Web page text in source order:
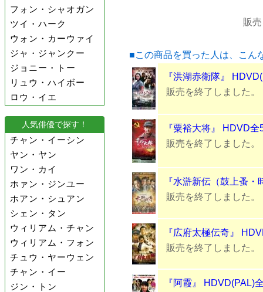
フォン・シャオガン
ツイ・ハーク
ウォン・カーウァイ
ジャ・ジャンクー
ジョニー・トー
リュウ・ハイボー
ロウ・イエ
人気俳優で探す！
チャン・イーシン
ヤン・ヤン
ワン・カイ
ホァン・ジンユー
ホアン・シュアン
シェン・タン
ウィリアム・チャン
ウィリアム・フォン
チュウ・ヤーウェン
チャン・イー
ジン・トン
販
■この商品を買った人は、こん
『洪湖赤衛隊』
販売を終了しました。
『粟裕大将』 HDVD全
販売を終了しました。
『水滸新伝（鼓上蚤
販売を終了しました。
『広府太極伝奇』
販売を終了しました。
『阿霞』 HDVD(PAL)